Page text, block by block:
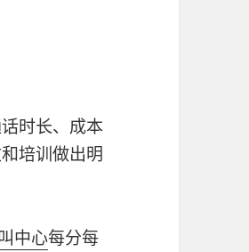
时长、成本
培训做出明
中心每分每